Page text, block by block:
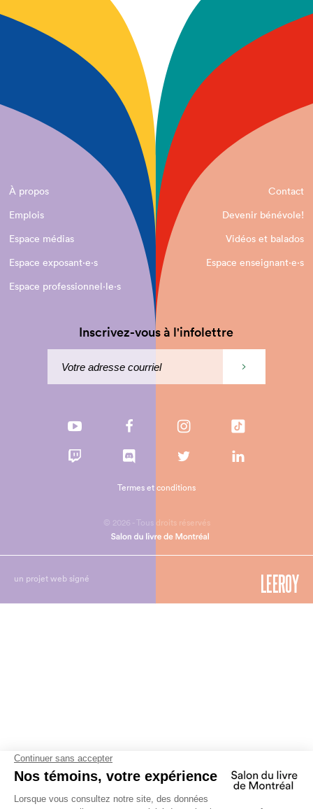
À propos
Contact
Emplois
Devenir bénévole!
Espace médias
Vidéos et balados
Espace exposant·e⋅s
Espace enseignant·e⋅s
Espace professionnel·le⋅s
Inscrivez-vous à l'infolettre
© 2026 - Tous droits réservés
Termes et conditions
un projet web signé